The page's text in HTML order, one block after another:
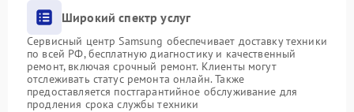
Широкий спектр услуг
Сервисный центр Samsung обеспечивает доставку техники
по всей РФ, бесплатную диагностику и качественный
ремонт, включая срочный ремонт. Клиенты могут
отслеживать статус ремонта онлайн. Также
предоставляется постгарантийное обслуживание для
продления срока службы техники